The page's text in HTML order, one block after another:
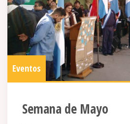
Eventos
Semana de Mayo